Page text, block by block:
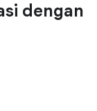
dengan